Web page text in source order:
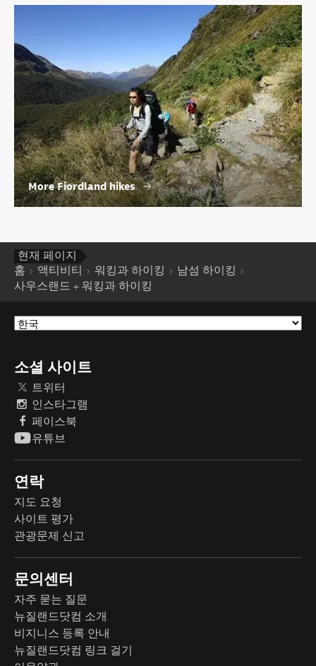
More Fiordland hikes
현재 페이지
홈
액티비티 워킹과 하이킹
남섬 하이킹
사우스랜드 + 워킹과 하이킹
소셜 사이트
트위터
인스타그램
페이스북
유튜브
연락
지도 요청
사이트 평가
관광문제 신고
문의센터
자주 묻는 질문
뉴질랜드닷컴 소개
비지니스 등록 안내
뉴질랜드닷컴 링크 걸기